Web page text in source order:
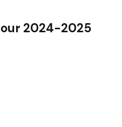
2024-2025